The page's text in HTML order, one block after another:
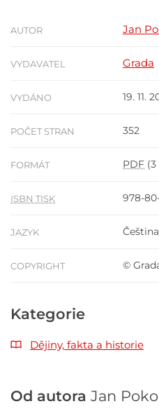
AUTOR Jan
VYDAVATEL Grada
VYDÁNO 19. 11.
POČET STRAN 352
FORMÁT PDF
ISBN TISK 978-
JAZYK Čeština
COPYRIGHT ©
Kategorie
Dějiny, fakta a historie
Od autora Jan